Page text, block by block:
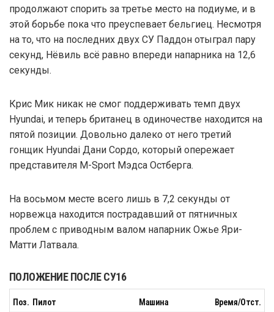
продолжают спорить за третье место на подиуме, и в
этой борьбе пока что преуспевает бельгиец. Несмотря
на то, что на последних двух СУ Паддон отыграл пару
секунд, Нёвиль всё равно впереди напарника на 12,6
секунды.
Крис Мик никак не смог поддерживать темп двух
Hyundai, и теперь британец в одиночестве находится на
пятой позиции. Довольно далеко от него третий
гонщик Hyundai Дани Сордо, который опережает
представителя M-Sport Мэдса Остберга.
На восьмом месте всего лишь в 7,2 секунды от
норвежца находится пострадавший от пятничных
проблем с приводным валом напарник Ожье Яри-
Матти Латвала.
ПОЛОЖЕНИЕ ПОСЛЕ СУ16
Поз. Пилот Машина Время/Отст.